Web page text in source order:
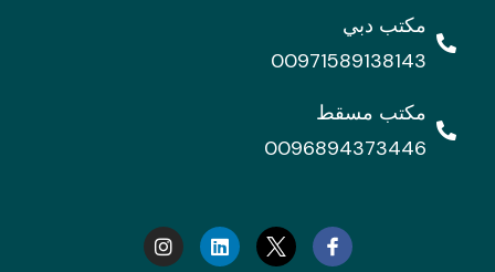
مكتب دبي
00971589138143
مكتب مسقط
0096894373446
n
k
s
t